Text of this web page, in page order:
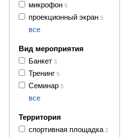
микрофон 5
проекционный экран 5
все
Вид мероприятия
Банкет 5
Тренинг 5
Семинар 5
все
Территория
спортивная площадка 2